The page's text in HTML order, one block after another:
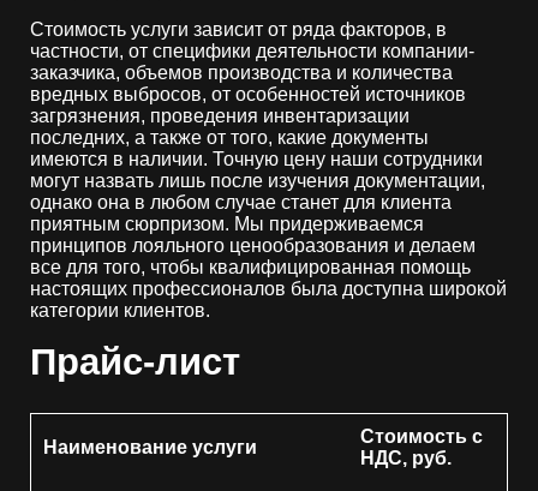
Стоимость услуги зависит от ряда факторов, в
частности, от специфики деятельности компании-
заказчика, объемов производства и количества
вредных выбросов, от особенностей источников
загрязнения, проведения инвентаризации
последних, а также от того, какие документы
имеются в наличии. Точную цену наши сотрудники
могут назвать лишь после изучения документации,
однако она в любом случае станет для клиента
приятным сюрпризом. Мы придерживаемся
принципов лояльного ценообразования и делаем
все для того, чтобы квалифицированная помощь
настоящих профессионалов была доступна широкой
категории клиентов.
Прайс-лист
Наименование услуги
Стоимость с
НДС, руб.